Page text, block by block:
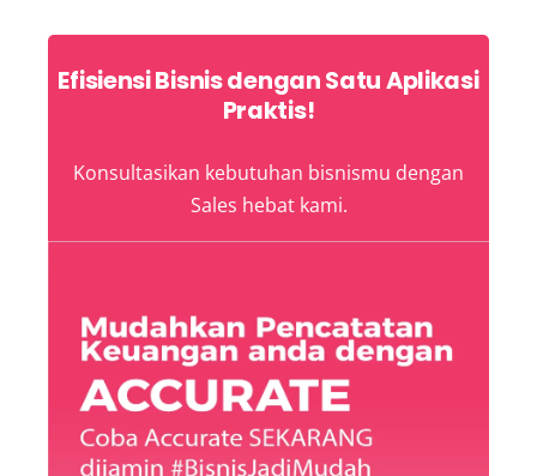
Efisiensi Bisnis dengan Satu Aplikasi
Praktis!
Konsultasikan kebutuhan bisnismu dengan
Sales hebat kami.